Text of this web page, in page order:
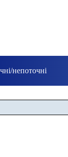
непоточні